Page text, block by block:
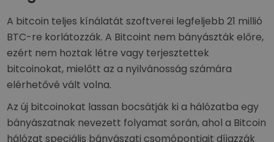
A bitcoin teljes kínálatát szoftverei legfeljebb 21 millió
BTC-re korlátozzák. A Bitcoint nem bányászták előre,
ezért nem hoztak létre vagy terjesztettek
bitcoinokat, mielőtt az a nyilvánosság számára
elérhetővé vált volna.
Az új bitcoinokat lassan bocsátják ki a hálózatba egy
bányászatnak nevezett folyamat során, ahol a Bitcoin
hálózat speciális bányászati csomópontjait díjazzák